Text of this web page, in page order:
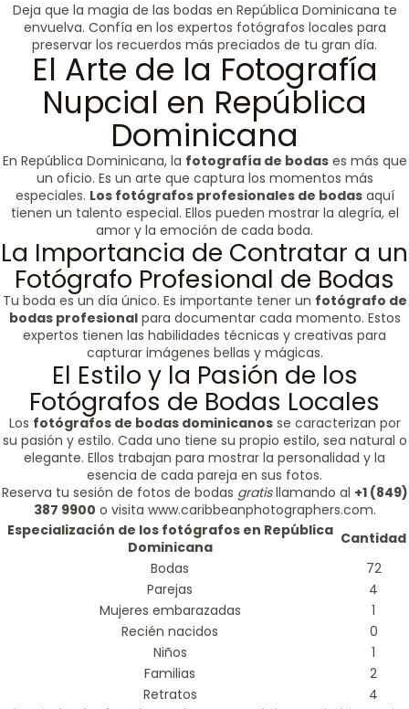
Deja que la magia de las bodas en República Dominicana te
envuelva. Confía en los expertos fotógrafos locales para
preservar los recuerdos más preciados de tu gran día.
El Arte de la Fotografía
Nupcial en República
Dominicana
En República Dominicana, la fotografía de bodases más que
un oficio. Es un arte que captura los momentos más
especiales. Los fotógrafos profesionales de bodasaquí
tienen un talento especial. Ellos pueden mostrar la alegría, el
amor y la emoción de cada boda.
La Importancia de Contratar a un
Fotógrafo Profesional de Bodas
Tu boda es un día único. Es importante tener un fotógrafo de
bodas profesionalpara documentar cada momento. Estos
expertos tienen las habilidades técnicas y creativas para
capturar imágenes bellas y mágicas.
El Estilo y la Pasión de los
Fotógrafos de Bodas Locales
Los fotógrafos de bodas dominicanosse caracterizan por
su pasión y estilo. Cada uno tiene su propio estilo, sea natural o
elegante. Ellos trabajan para mostrar la personalidad y la
esencia de cada pareja en sus fotos.
Reserva tu sesión de fotos de bodas gratisllamando al +1 (849)
387 9900 o visita www.caribbeanphotographers.com.
Especialización de los fotógrafos en República
Dominicana
Cantidad
Bodas
72
Parejas
4
Mujeres embarazadas
1
Recién nacidos
0
Niños
1
Familias
2
Retratos
4